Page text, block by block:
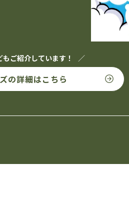
もご紹介しています！
の詳細はこちら